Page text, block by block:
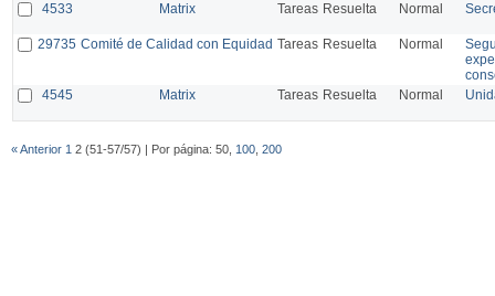
4533
Matrix Tareas Resuelta Normal
29735 Comité de Calidad con Equidad Tareas Resuelta Normal
4545
Matrix Tareas Resuelta Normal
« Anterior 1 2 (51-57/57) | Por página: 50, 100 200